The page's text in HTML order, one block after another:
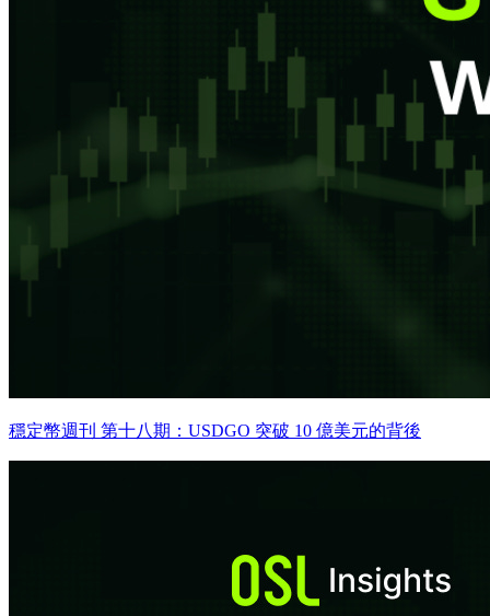
穩定幣週刊 第十八期：USDGO 突破 10 億美元的背後